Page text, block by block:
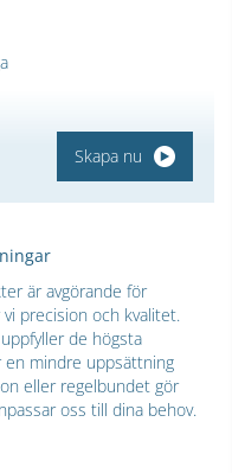
Skapa nu
är avgörande för
precision och kvalitet.
de högsta
en mindre uppsättning
eller regelbundet gör
oss till dina behov.